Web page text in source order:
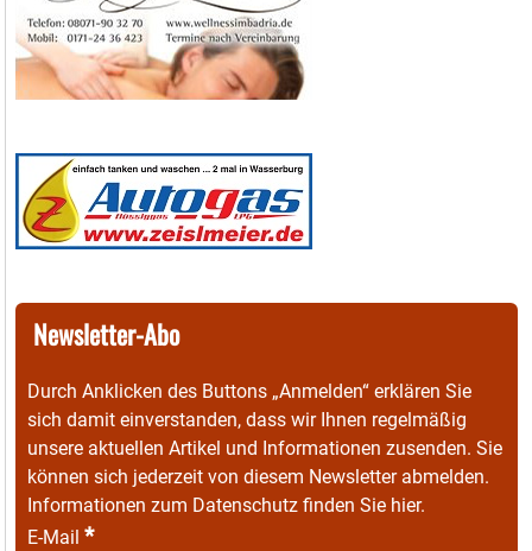
Newsletter-Abo
Durch Anklicken des Buttons „Anmelden“ erklären Sie
sich damit einverstanden, dass wir Ihnen regelmäßig
unsere aktuellen Artikel und Informationen zusenden. Sie
können sich jederzeit von diesem Newsletter abmelden.
Informationen zum Datenschutz finden Sie hier.
E-Mail *